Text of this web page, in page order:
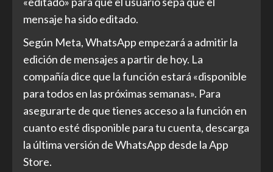
mensaje ha sido editado.
Según Meta, WhatsApp empezará a admitir la
edición de mensajes a partir de hoy. La
compañía dice que la función estará «disponible
para todos en las próximas semanas». Para
asegurarte de que tienes acceso a la función en
cuanto esté disponible para tu cuenta, descarga
la última versión de WhatsApp desde la App
Store.